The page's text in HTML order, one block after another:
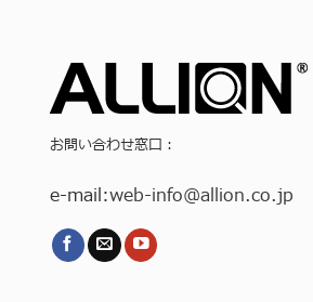
お問い合わせ窓口：
e-mail:web-info@allion.co.jp